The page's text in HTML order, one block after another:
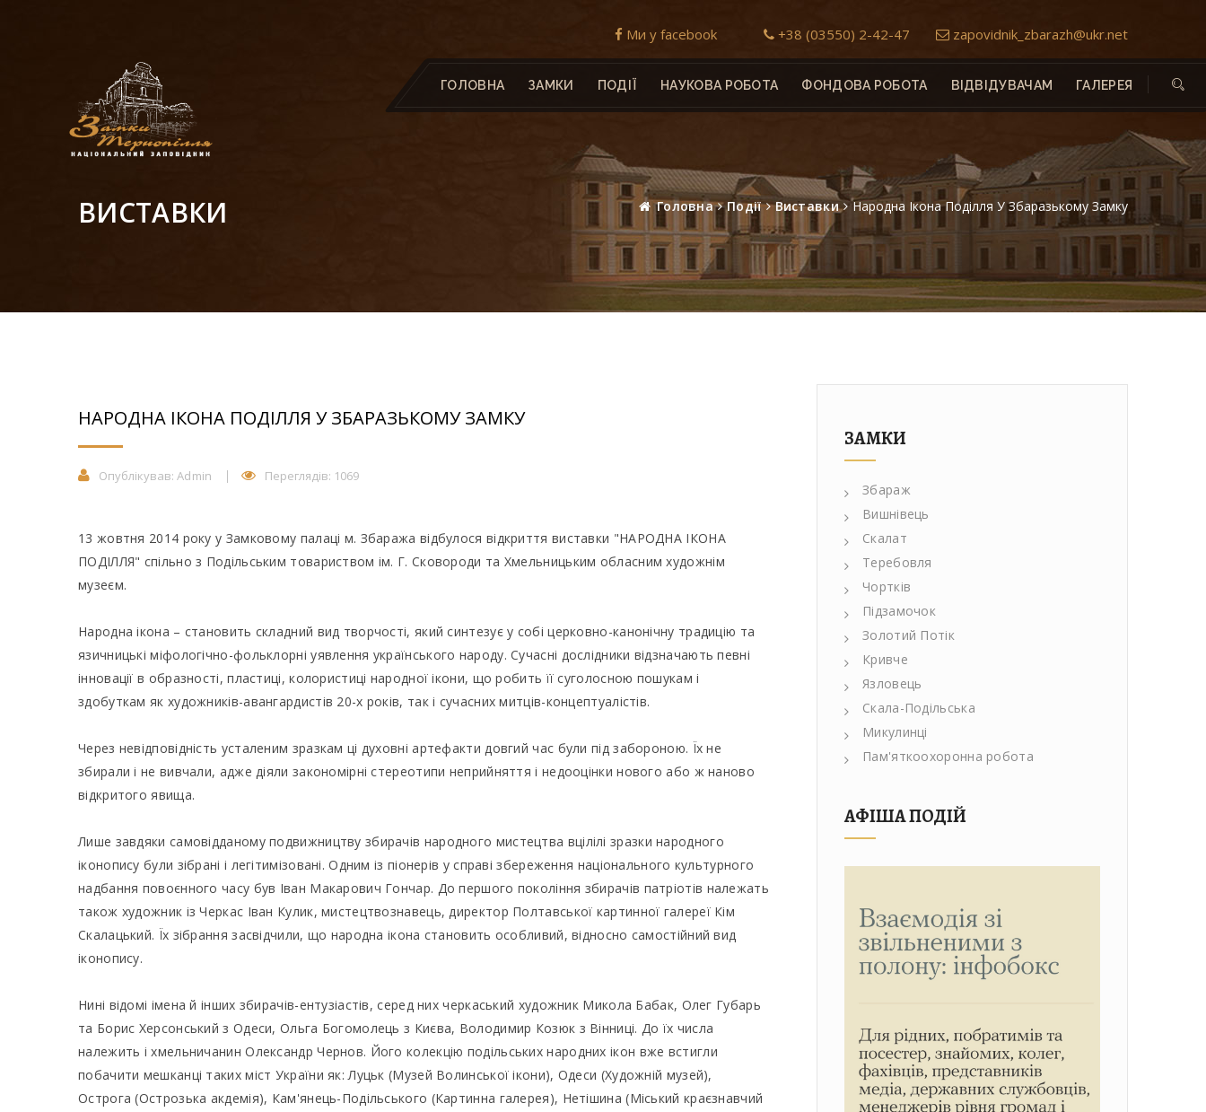
Ми у facebook +38 (03550) 2-42-47 zapovidnik_zbarazh@ukr.net
ГОЛОВНА ЗАМКИ ПОДІЇ НАУКОВА РОБОТА ФОНДОВА РОБОТА ВІДВІДУВАЧАМ ГАЛЕРЕЯ
ВИСТАВКИ Головна Події Виставки Народна Ікона Поділля У Збаразькому Замку
НАРОДНА ІКОНА ПОДІЛЛЯ У ЗБАРАЗЬКОМУ ЗАМКУ
Опублікував: Admin Переглядів: 1069
13 жовтня 2014 року у Замковому палаці м. Збаража відбулося відкриття виставки "НАРОДНА ІКОНА
ПОДІЛЛЯ" спільно з Подільським товариством ім. Г. Сковороди та Хмельницьким обласним художнім
музеєм.
Народна ікона – становить складний вид творчості, який синтезує у собі церковно-канонічну традицію та
язичницькі міфологічно-фольклорні уявлення українського народу. Сучасні дослідники відзначають певні
інновації в образності, пластиці, колористиці народної ікони, що робить її суголосною пошукам і
здобуткам як художників-авангардистів 20-х років, так і сучасних митців-концептуалістів.
Через невідповідність усталеним зразкам ці духовні артефакти довгий час були під забороною. Їх не
збирали і не вивчали, адже діяли закономірні стереотипи неприйняття і недооцінки нового або ж наново
відкритого явища.
Лише завдяки самовідданому подвижництву збирачів народного мистецтва вцілілі зразки народного
іконопису були зібрані і легітимізовані. Одним із піонерів у справі збереження національного культурного
надбання повоєнного часу був Іван Макарович Гончар. До першого покоління збирачів патріотів належать
також художник із Черкас Іван Кулик, мистецтвознавець, директор Полтавської картинної галереї Кім
Скалацький. Їх зібрання засвідчили, що народна ікона становить особливий, відносно самостійний вид
іконопису.
Нині відомі імена й інших збирачів-ентузіастів, серед них черкаський художник Микола Бабак, Олег Губарь
та Борис Херсонський з Одеси, Ольга Богомолець з Києва, Володимир Козюк з Вінниці. До їх числа
належить і хмельничанин Олександр Чернов. Його колекцію подільських народних ікон вже встигли
побачити мешканці таких міст України як: Луцьк (Музей Волинської ікони), Одеси (Художній музей),
Острога (Острозька акдемія), Кам'янець-Подільського (Картинна галерея), Нетішина (Міський краєзнавчий
ЗАМКИ
Збараж
Вишнівець
Скалат
Теребовля
Чортків
Підзамочок
Золотий Потік
Кривче
Язловець
Скала-Подільська
Микулинці
Пам'яткоохоронна робота
АФІША ПОДІЙ